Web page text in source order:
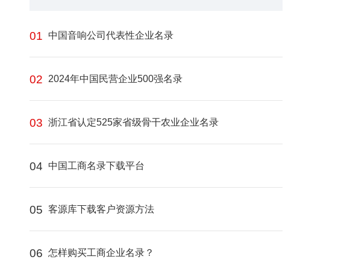
01 中国音响公司代表性企业名录
02 2024年中国民营企业500强名录
03 浙江省认定525家省级骨干农业企业​名录
04 中国工商名录下载平台
05 客源库下载客户资源方法
06 怎样购买工商企业名录？